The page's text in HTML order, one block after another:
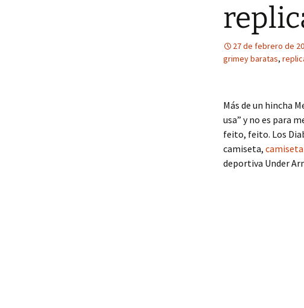
27 de febrero de
grimey baratas,
Más de un hincha
usa” y no es para
feito, feito. Los
camiseta,
deportiva Under